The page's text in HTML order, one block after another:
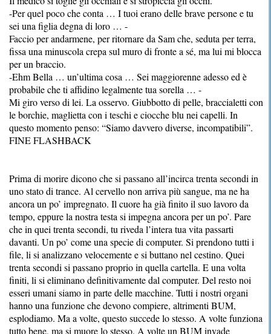
-Per quel poco che conta … I tuoi erano delle brave persone e tu
sei una figlia degna di loro … -
Faccio per andarmene, per ritornare da Sam che, seduta per terra,
fissa una minuscola crepa sul muro di fronte a sé, ma lui mi blocca
per un braccio.
-Ehm Bella … un’ultima cosa … Sei maggiorenne adesso ed è
probabile che ti affidino legalmente tua sorella … -
Mi giro verso di lei. La osservo. Giubbotto di pelle, braccialetti con
le borchie, maglietta con i teschi e ciocche blu nei capelli. In
questo momento penso: “Siamo davvero diverse, incompatibili”.
FINE FLASHBACK
Prima di morire dicono che si passano all’incirca trenta secondi in
uno stato di trance. Al cervello non arriva più sangue, ma ne ha
ancora un po’ impregnato. Il cuore ha già finito il suo lavoro da
tempo, eppure la nostra testa si impegna ancora per un po’. Pare
che in quei trenta secondi, tu riveda l’intera tua vita passarti
davanti. Un po’ come una specie di computer. Si prendono tutti i
file, li si analizzano velocemente e si buttano nel cestino. Quei
trenta secondi si passano proprio in quella cartella. E una volta
finiti, li si eliminano definitivamente dal computer. Del resto noi
esseri umani siamo in parte delle macchine. Tutti i nostri organi
hanno una funzione che devono compiere, altrimenti BUM,
esplodiamo. Ma a volte, questo succede lo stesso. A volte funziona
tutto bene, ma si muore lo stesso. A volte un BUM invade